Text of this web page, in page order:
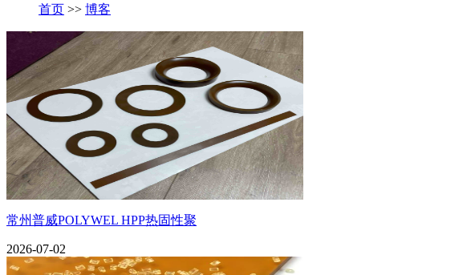
首页 >> 博客
常州普威POLYWEL HPP热固性聚
2026-07-02